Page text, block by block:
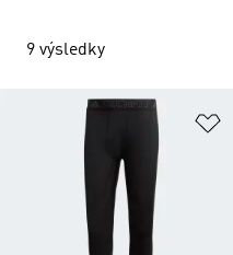
9 výsledky